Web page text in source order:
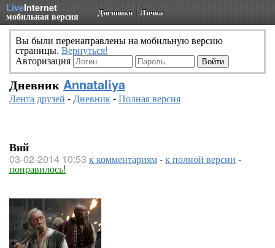
LiveInternet
мобильная версия Дневники Личка
Вы были перенаправлены на мобильную версию
страницы. Вернуться!
Авторизация
Дневник Annataliya
Лента друзей -Дневник-Полная версия
Вий
03-02-2014 10:53 к комментариям-к полной версии -
понравилось!